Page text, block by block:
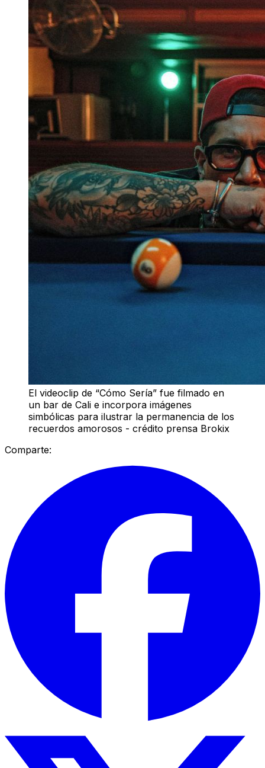
El videoclip de “Cómo Sería” fue filmado en
un bar de Cali e incorpora imágenes
simbólicas para ilustrar la permanencia de los
recuerdos amorosos - crédito prensa Brokix
Comparte: